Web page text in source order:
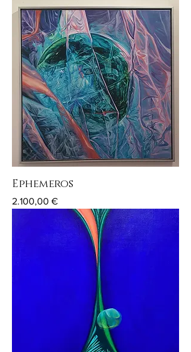
Ephemeros
Preis
2.100,00 €